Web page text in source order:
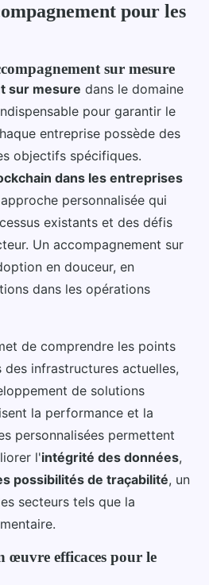
pour les
sur mesure
sur mesure dans le domaine
pour garantir le
entreprise possède des
objectifs spécifiques.
dans les entreprises
personnalisée qui
existants et des défis
Un accompagnement sur
en douceur, en
dans les opérations
de comprendre les points
infrastructures actuelles,
de solutions
la performance et la
personnalisées permettent
l'intégrité des données,
possibilités de traçabilité, un
secteurs tels que la
œuvre efficaces pour le